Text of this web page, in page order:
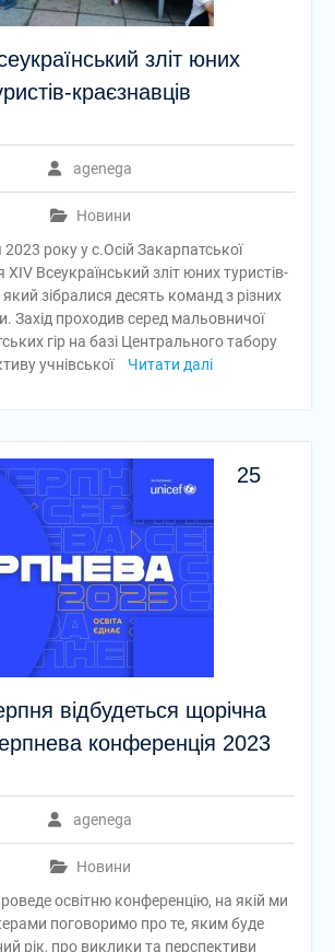
зліт юних
краєзнавців
agenega
Новини
року у с.Осій Закарпатської
XIV Всеукраїнський зліт юних туристів-
зібралися десять команд з різних
Захід проходив серед мальовничої
гір на базі Центрального табору
учнівської
Читати далі
25
відбудеться щорічна
конференція 2023
agenega
Новини
освітню конференцію, на якій ми
поговоримо про те, яким буде
рік, про виклики та перспективи